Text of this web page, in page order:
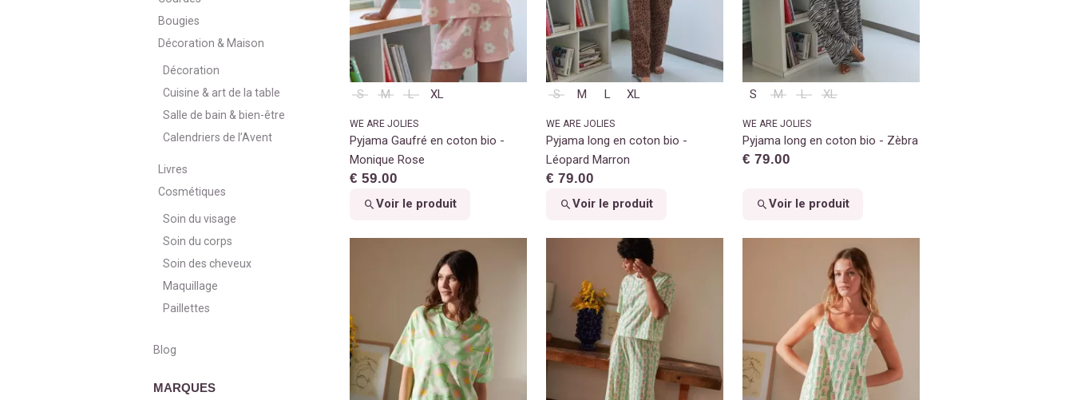
Bougies
Décoration & Maison
Décoration
Cuisine & art de la table
Salle de bain & bien-être
Calendriers de l’Avent
Livres
Cosmétiques
Soin du visage
Soin du corps
Soin des cheveux
Maquillage
Paillettes
Blog
MARQUES
S M L XL
WE ARE JOLIES
Pyjama Gaufré en coton bio -
Monique Rose
€ 59.00
Voir le produit
S M L XL
WE ARE JOLIES
Pyjama long en coton bio -
Léopard Marron
€ 79.00
Voir le produit
S M L XL
WE ARE JOLIES
Pyjama long en coton bio - Zèbra
€ 79.00
Voir le produit